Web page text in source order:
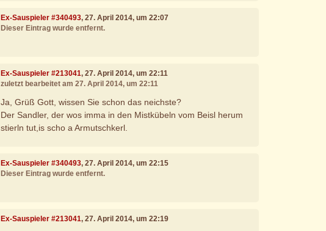
Ex-Sauspieler #340493, 27. April 2014, um 22:07
Dieser Eintrag wurde entfernt.
Ex-Sauspieler #213041, 27. April 2014, um 22:11
zuletzt bearbeitet am 27. April 2014, um 22:11
Ja, Grüß Gott, wissen Sie schon das neichste?
Der Sandler, der wos imma in den Mistkübeln vom Beisl herum
stierln tut,is scho a Armutschkerl.
Ex-Sauspieler #340493, 27. April 2014, um 22:15
Dieser Eintrag wurde entfernt.
Ex-Sauspieler #213041, 27. April 2014, um 22:19